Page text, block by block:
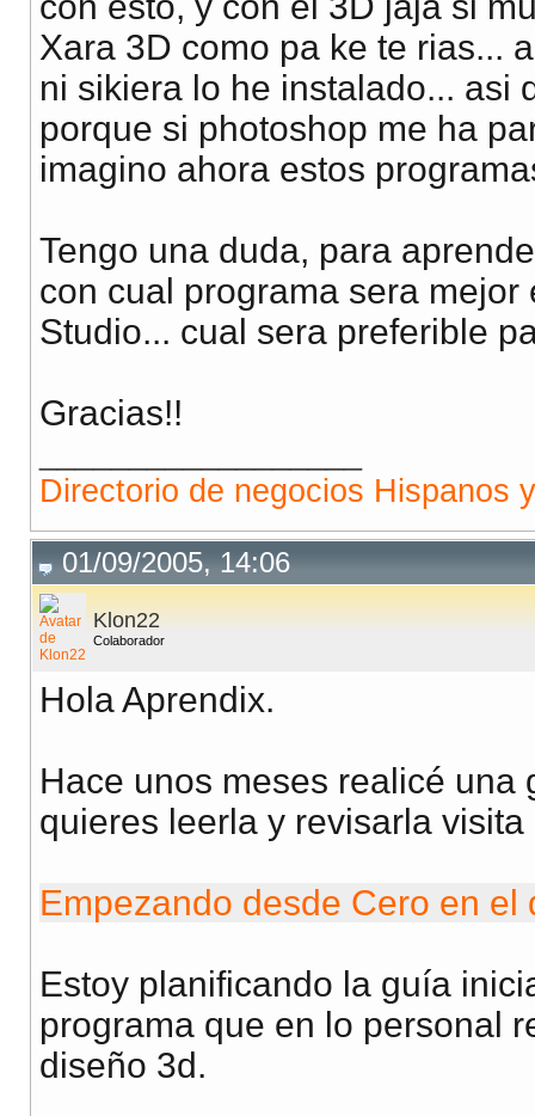
Xara 3D como pa ke te rias...
ni sikiera lo he instalado... asi
porque si photoshop me ha
imagino ahora estos
Tengo una duda, para
con cual programa sera
Studio... cual sera preferible
Gracias!!
Directorio de negocios Hispanos
01/09/2005, 14:06
Klon22
Colaborador
Hola Aprendix.
Hace unos meses realicé
quieres leerla y revisarla visita
Empezando desde Cero en el
Estoy planificando la guía
programa que en lo personal
diseño 3d.